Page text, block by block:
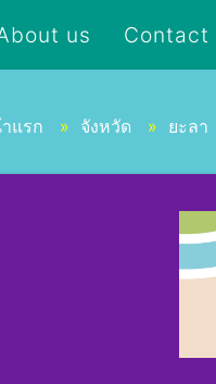
us Contact
แรก » จังหวัด » ยะลา